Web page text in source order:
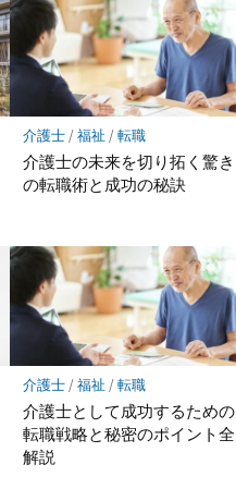
介護士/福祉/転職
介護士の未来を切り拓く驚き
の転職術と成功の秘訣
介護士/福祉/転職
介護士として成功するための
転職戦略と秘密のポイント全
解説